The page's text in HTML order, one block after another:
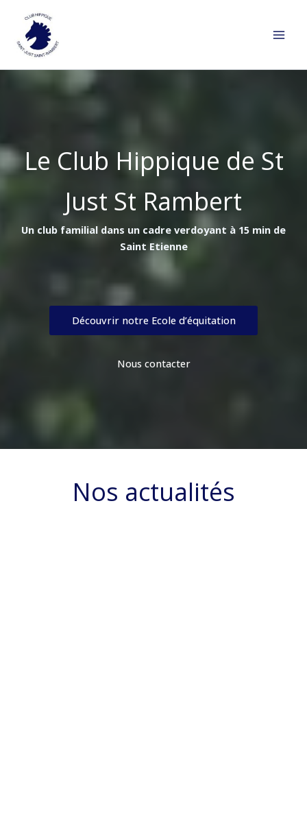
contenu
Le Club Hippique de St
Just St Rambert
Un club familial dans un cadre verdoyant à 15 min de
Saint Etienne
Découvrir notre Ecole d’équitation
Nous contacter
Nos actualités